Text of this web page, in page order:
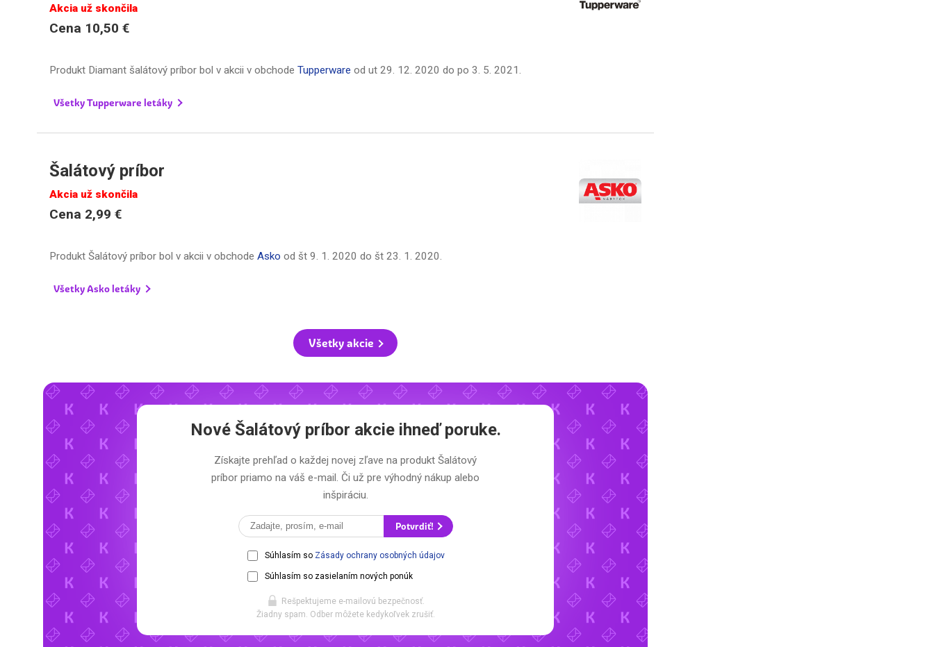
Akcia už skončila
Cena 10,50 €
Produkt Diamant šalátový príbor bol v akcii v obchode Tupperware od ut 29. 12. 2020 do po 3. 5. 2021 .
Všetky Tupperware letáky
Šalátový príbor
Akcia už skončila
Cena 2,99 €
Produkt Šalátový príbor bol v akcii v obchode Asko od št 9. 1. 2020 do št 23. 1. 2020.
Všetky Asko letáky
Všetky akcie
Nové Šalátový príbor akcie ihneď poruke.
Získajte prehľad o každej novej zľave na produkt Šalátový
príbor priamo na váš e-mail. Či už pre výhodný nákup alebo
inšpiráciu.
Potvrdiť!
Súhlasím so Zásady ochrany osobných údajov
Súhlasím so zasielaním nových ponúk
Rešpektujeme e-mailovú bezpečnosť.
Žiadny spam. Odber môžete kedykoľvek zrušiť.